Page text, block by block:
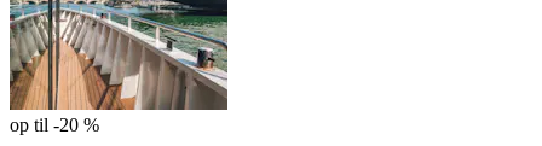
op til -20 %